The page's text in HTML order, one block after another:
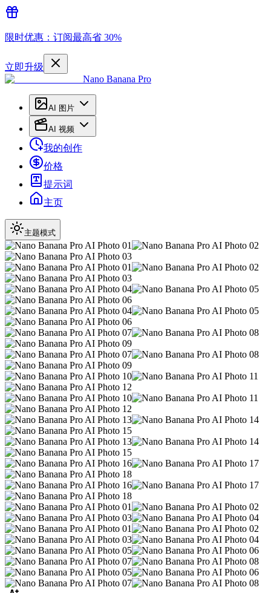
限时优惠：订阅最高省 30%
立即升级
Nano Banana Pro
AI 图片
AI 视频
我的创作
价格
提示词
主页
主题模式